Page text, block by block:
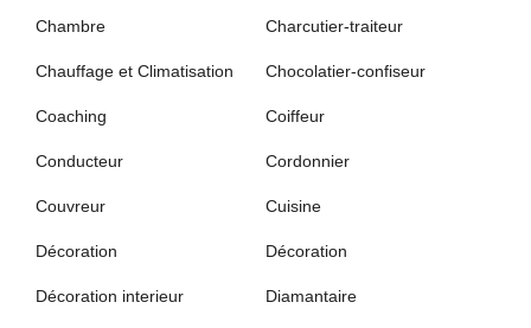
Chambre Charcutier-traiteur
Chauffage et Climatisation Chocolatier-confiseur
Coaching Coiffeur
Conducteur Cordonnier
Couvreur Cuisine
Décoration Décoration
Décoration interieur Diamantaire